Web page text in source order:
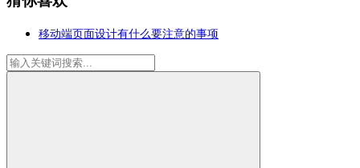
移动端页面设计有什么要注意的事项